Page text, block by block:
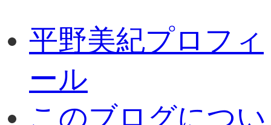
平野美紀プロフィ
ール
このブログについ